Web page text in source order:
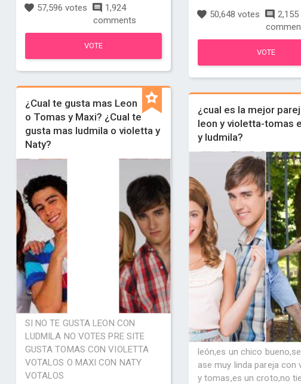
57,596 votes
1,924
comments
VOTE
¿Cual te gusta mas Leon
o Tomas y Maxi? ¿Cual te
gusta mas ludmila o violetta y
Naty?
SI NO TE GUSTA LEON CON
LUDMILA NO VOTES PRE SITE
GUSTA TOMAS CON VIOLETTA
VOTALOS O MAXI CON NATY
VOTALOS
50,648 votes
2,155
VOTE
¿cual es la mejor
leon y violetta-tomas
y ludmila?
león,es un chico
ase muy linda pareja con
y tomas,es un croto,no